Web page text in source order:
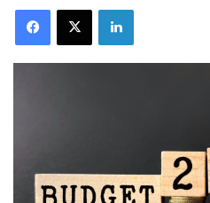
FacebookX Linkedin